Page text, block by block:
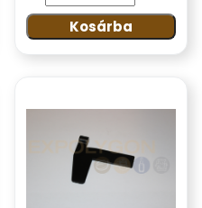
Kosárba